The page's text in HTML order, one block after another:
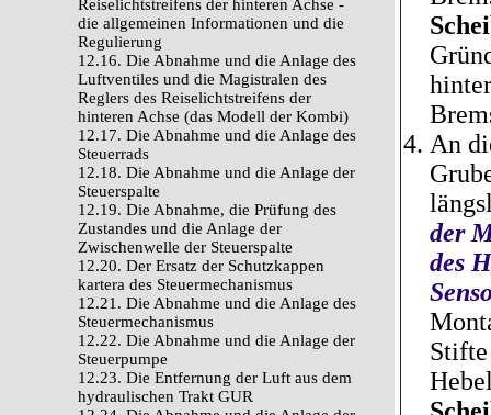
Reiselichtstreifens der hinteren Achse -
die allgemeinen Informationen und die
Regulierung
12.16. Die Abnahme und die Anlage des
Luftventiles und die Magistralen des
Reglers des Reiselichtstreifens der
hinteren Achse (das Modell der Kombi)
12.17. Die Abnahme und die Anlage des
Steuerrads
12.18. Die Abnahme und die Anlage der
Steuerspalte
12.19. Die Abnahme, die Prüfung des
Zustandes und die Anlage der
Zwischenwelle der Steuerspalte
12.20. Der Ersatz der Schutzkappen
kartera des Steuermechanismus
12.21. Die Abnahme und die Anlage des
Steuermechanismus
12.22. Die Abnahme und die Anlage der
Steuerpumpe
12.23. Die Entfernung der Luft aus dem
hydraulischen Trakt GUR
An
der
des